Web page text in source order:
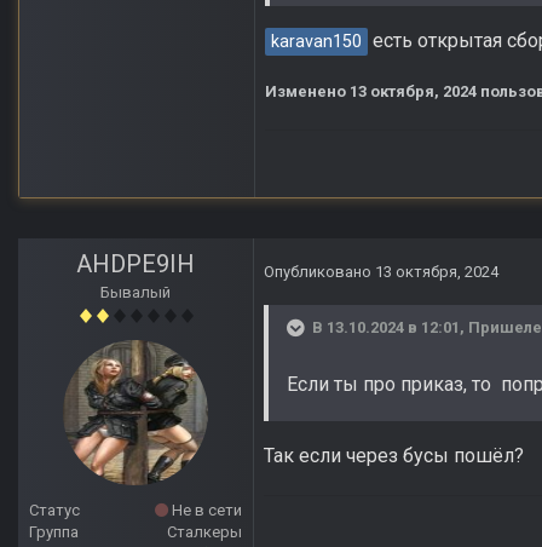
karavan150 есть открытая
Изменено 13 октября, 2024
AHDPE9IH
Бывалый
Статус
Не в сети
Группа
Сталкеры
Опубликовано 13 октября, 2024
В 13.10.2024 в 12:01,
Если ты про приказ, то
Так если через бусы пошёл?